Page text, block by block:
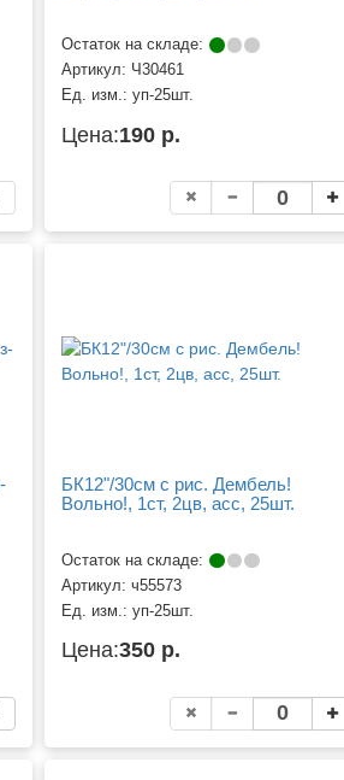
Остаток на складе:
Артикул: Ч30461
Ед. изм.: уп-25шт.
Цена:190 р.
БК12"/30см с рис. Дембель!
Вольно!, 1ст, 2цв, асс, 25шт.
Остаток на складе:
Артикул: ч55573
Ед. изм.: уп-25шт.
Цена:350 р.